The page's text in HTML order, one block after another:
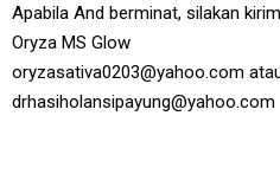
Apabila And berminat, silakan
Oryza MS Glow
oryzasativa0203@yahoo.com
drhasiholansipayung@yahoo.com